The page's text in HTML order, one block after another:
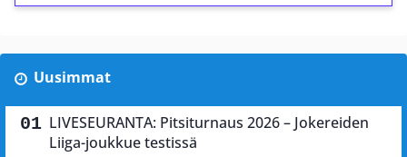
Uusimmat
LIVESEURANTA: Pitsiturnaus 2026 – Jokereiden
Liiga-joukkue testissä